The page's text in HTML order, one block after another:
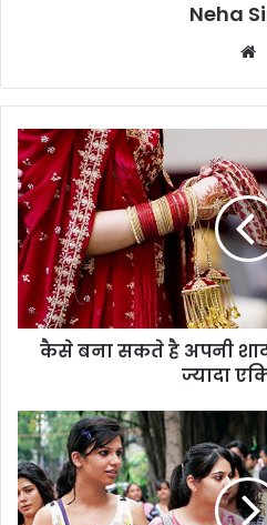
Neha
कै
से
ब
ना
स
क
ते
अ
दी
शु
दा
जिं
द
कैसे बना सकते है अपनी
ज्यादा
अ
ग
र
आ
प